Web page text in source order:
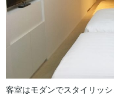
客室はモダンでスタイリッ